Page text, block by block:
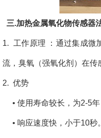
三.加热金属氧化物传感
1. 工作原理 ：通过集成微
流，臭氧（强氧化剂）在传
2. 优势
• 使用寿命较长，为2-5年
• 响应速度快，小于10秒。